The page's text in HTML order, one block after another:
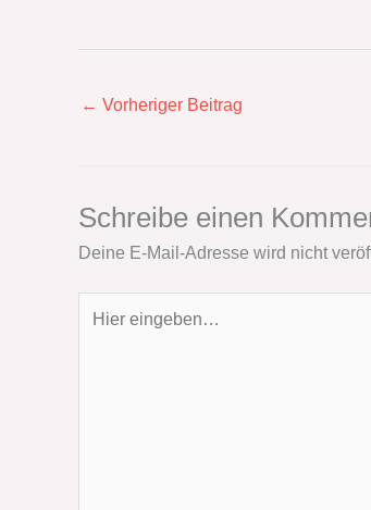
← Vorheriger Beitrag
Schreibe einen
Deine E-Mail-Adresse wird nicht
eingeben…